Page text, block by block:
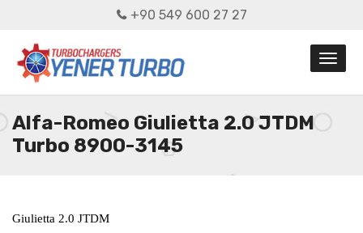
+90 549 600 27 27
Alfa-Romeo Giulietta 2.0 JTDM
Turbo 8900-3145
Giulietta 2.0 JTDM